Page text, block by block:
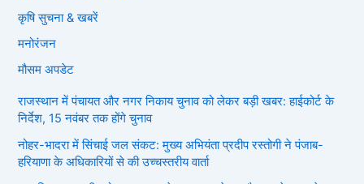
कृषि सुचना & खबरें
मनोरंजन
मौसम अपडेट
राजस्थान में पंचायत और नगर निकाय चुनाव को लेकर बड़ी खबर: हाईकोर्ट के
निर्देश, 15 नवंबर तक होंगे चुनाव
नोहर-भादरा में सिंचाई जल संकट: मुख्य अभियंता प्रदीप रस्तोगी ने पंजाब-
हरियाणा के अधिकारियों से की उच्चस्तरीय वार्ता